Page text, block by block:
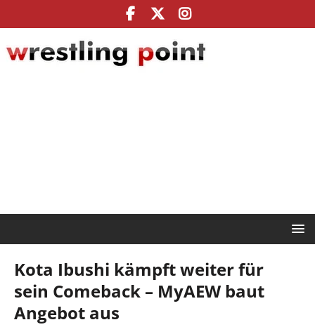
Kota Ibushi kämpft weiter für
sein Comeback – MyAEW baut
Angebot aus